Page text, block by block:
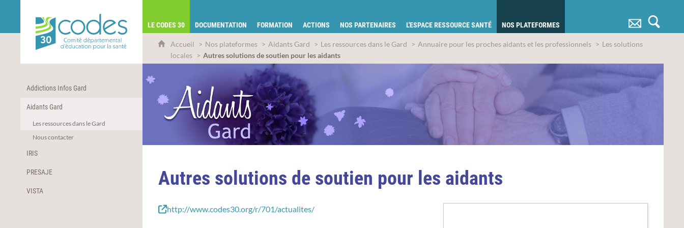
LE CODES 30 DOCUMENTATION FORMATION ACTIONS NOS PARTENAIRES L'ESPACE RESSOURCE SANTÉ NOS PLATEFORMES
Addictions Infos Gard
Aidants Gard
Les ressources dans le Gard
Nous contacter
IRIS
PRESAJE
VISTA
Accueil Nos plateformes Aidants Gard Les ressources dans le Gard Annuaire pour les proches aidants et les professionnels
Les solutions
locales
Autres solutions de soutien pour les aidants
Autres solutions de soutien pour les aidants
http://www.codes30.org/r/701/actualites/